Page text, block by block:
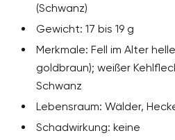
(Schwanz)
Gewicht: 17 bis 19 g
Merkmale: Fell im Alter
goldbraun); weißer
Schwanz
Lebensraum: Wälder,
Schadwirkung: keine